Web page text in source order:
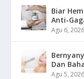
Biar
Anti-
Agu 6, 2026
Dan
Agu 5, 2026